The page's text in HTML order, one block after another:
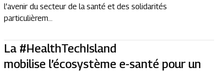
l’avenir du secteur de la santé et des solidarités
particulièrem...
La #HealthTechIsland
mobilise l’écosystème e-santé pour un